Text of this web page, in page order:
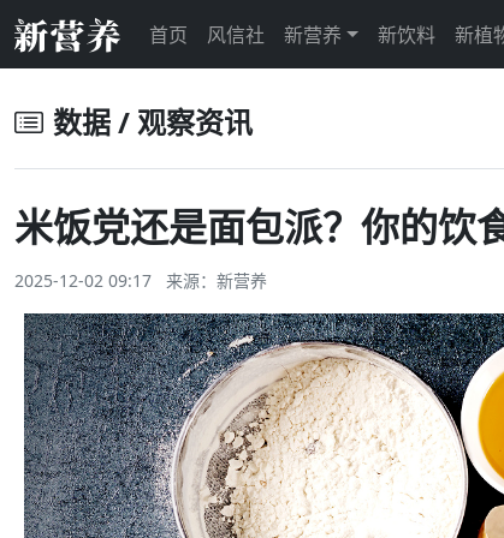
首页 风信社 新营养 新饮料 新植
数据 / 观察资讯
米饭党还是面包派？你的饮
2025-12-02 09:17 来源： 新营养